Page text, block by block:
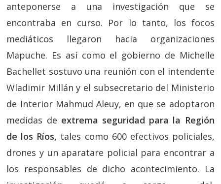
anteponerse a una investigación que se
encontraba en curso. Por lo tanto, los focos
mediáticos llegaron hacia organizaciones
Mapuche. Es así como el gobierno de Michelle
Bachellet sostuvo una reunión con el intendente
Wladimir Millán y el subsecretario del Ministerio
de Interior Mahmud Aleuy, en que se adoptaron
medidas de extrema seguridad para la Región
de los Ríos, tales como 600 efectivos policiales,
drones y un aparatare policial para encontrar a
los responsables de dicho acontecimiento. La